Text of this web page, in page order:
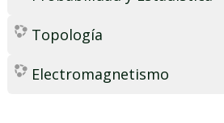
Topología
Electromagnetismo